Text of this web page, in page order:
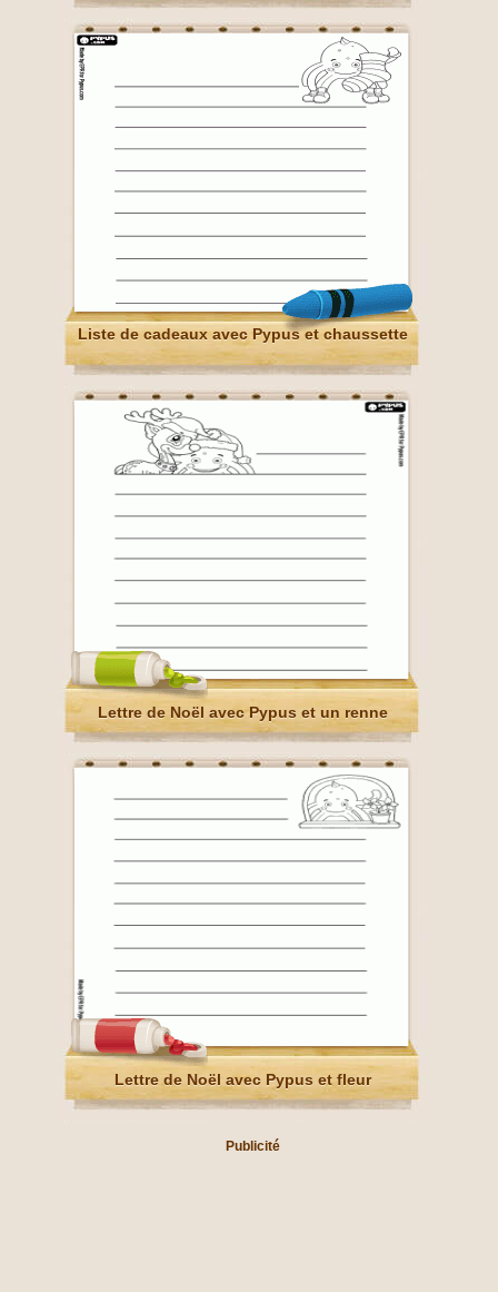
Liste de cadeaux avec Pypus et chaussette
Lettre de Noël avec Pypus et un renne
Lettre de Noël avec Pypus et fleur
Publicité